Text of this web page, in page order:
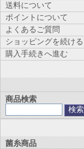
送料について
ポイントについて
よくあるご質問
ショッピングを続ける
購入手続きへ進む
商品検索
菌糸商品